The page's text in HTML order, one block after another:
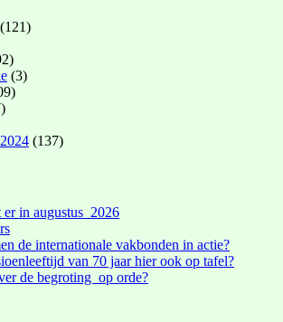
(121)
(3)
(137)
er in augustus 2026
de internationale vakbonden in actie?
van 70 jaar hier ook op tafel?
de begroting op orde?